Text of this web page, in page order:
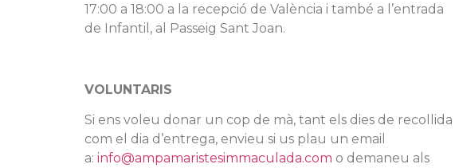
17:00 a 18:00 a la recepció de València i també a l’entrada
de Infantil, al Passeig Sant Joan.
VOLUNTARIS
Si ens voleu donar un cop de mà, tant els dies de recollida
com el dia d’entrega, envieu si us plau un email
a:info@ampamaristesimmaculada.com o demaneu als